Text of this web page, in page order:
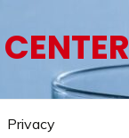
Privacy